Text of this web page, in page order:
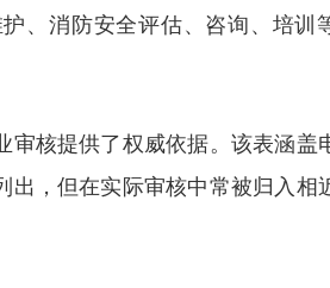
、消防安全评估、咨询、培训
审核提供了权威依据。该表涵盖
出，但在实际审核中常被归入相